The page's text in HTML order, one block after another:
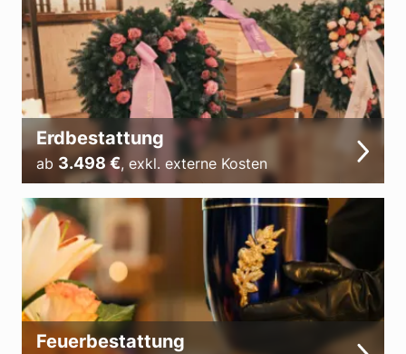
Erdbestattung
ab 3.498€, exkl. externe Kosten
Feuerbestattung